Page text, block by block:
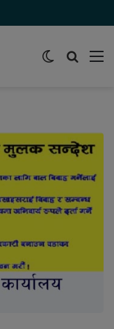
समाचार
Switch